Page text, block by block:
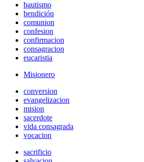
bautismo
bendición
comunion
confesion
confirmacion
consagracion
eucaristia
Misionero
conversion
evangelizacion
mision
sacerdote
vida consagrada
vocacion
sacrificio